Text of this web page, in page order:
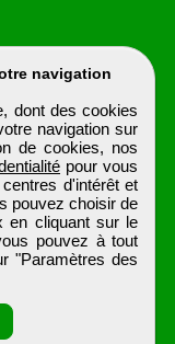
navigation
dont des cookies
navigation sur
de cookies, nos
pour vous
d'intérêt et
pouvez choisir de
en cliquant sur le
pouvez à tout
"Paramètres des